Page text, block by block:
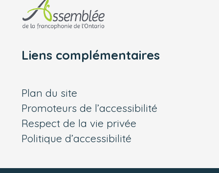
Liens complémentaires
Plan du site
Promoteurs de l’accessibilité
Respect de la vie privée
Politique d’accessibilité